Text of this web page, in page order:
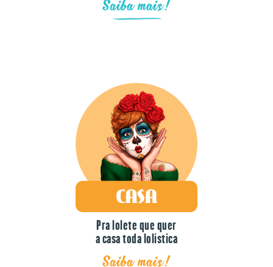
Pra lolete que quer
a casa toda lolística
Saiba mais!